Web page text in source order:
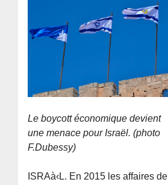
Le boycott économique devient
une menace pour Israël. (photo
F.Dubessy)
ISRAà‹L. En 2015 les affaires de